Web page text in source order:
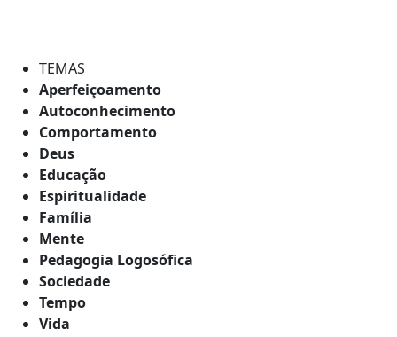
TEMAS
Aperfeiçoamento
Autoconhecimento
Comportamento
Deus
Educação
Espiritualidade
Família
Mente
Pedagogia Logosófica
Sociedade
Tempo
Vida